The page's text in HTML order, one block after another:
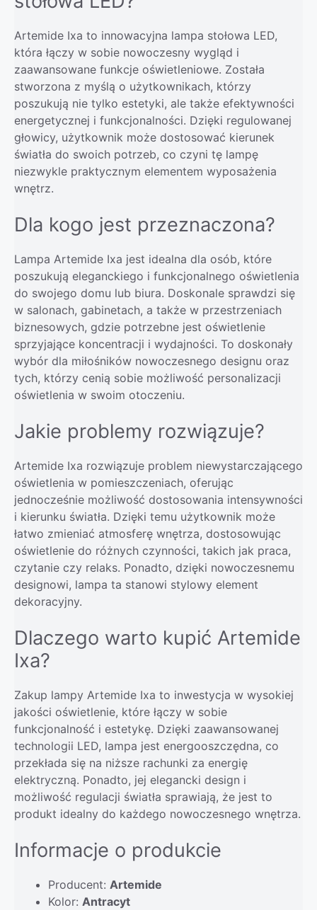
Artemide Ixa to innowacyjna lampa stołowa LED,
która łączy w sobie nowoczesny wygląd i
zaawansowane funkcje oświetleniowe. Została
stworzona z myślą o użytkownikach, którzy
poszukują nie tylko estetyki, ale także efektywności
energetycznej i funkcjonalności. Dzięki regulowanej
głowicy, użytkownik może dostosować kierunek
światła do swoich potrzeb, co czyni tę lampę
niezwykle praktycznym elementem wyposażenia
wnętrz.
Dla kogo jest przeznaczona?
Lampa Artemide Ixa jest idealna dla osób, które
poszukują eleganckiego i funkcjonalnego oświetlenia
do swojego domu lub biura. Doskonale sprawdzi się
w salonach, gabinetach, a także w przestrzeniach
biznesowych, gdzie potrzebne jest oświetlenie
sprzyjające koncentracji i wydajności. To doskonały
wybór dla miłośników nowoczesnego designu oraz
tych, którzy cenią sobie możliwość personalizacji
oświetlenia w swoim otoczeniu.
Jakie problemy rozwiązuje?
Artemide Ixa rozwiązuje problem niewystarczającego
oświetlenia w pomieszczeniach, oferując
jednocześnie możliwość dostosowania intensywności
i kierunku światła. Dzięki temu użytkownik może
łatwo zmieniać atmosferę wnętrza, dostosowując
oświetlenie do różnych czynności, takich jak praca,
czytanie czy relaks. Ponadto, dzięki nowoczesnemu
designowi, lampa ta stanowi stylowy element
dekoracyjny.
Dlaczego warto kupić Artemide
Ixa?
Zakup lampy Artemide Ixa to inwestycja w wysokiej
jakości oświetlenie, które łączy w sobie
funkcjonalność i estetykę. Dzięki zaawansowanej
technologii LED, lampa jest energooszczędna, co
przekłada się na niższe rachunki za energię
elektryczną. Ponadto, jej elegancki design i
możliwość regulacji światła sprawiają, że jest to
produkt idealny do każdego nowoczesnego wnętrza.
Informacje o produkcie
Producent: Artemide
Kolor: Antracyt